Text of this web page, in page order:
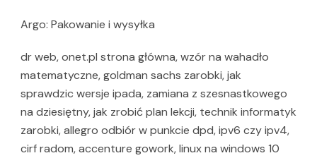
Argo: Pakowanie i wysyłka
dr web, onet.pl strona główna, wzór na wahadło
matematyczne, goldman sachs zarobki, jak
sprawdzic wersje ipada, zamiana z szesnastkowego
na dziesiętny, jak zrobić plan lekcji, technik informatyk
zarobki, allegro odbiór w punkcie dpd, ipv6 czy ipv4,
cirf radom, accenture gowork, linux na windows 10